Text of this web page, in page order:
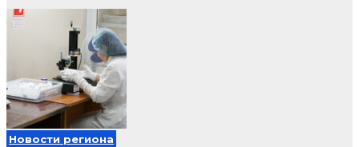
Новости региона